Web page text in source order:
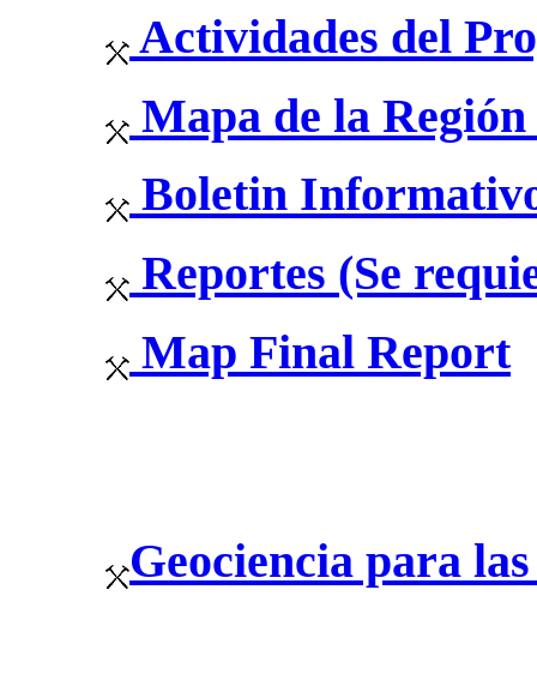
Actividades del
Mapa de la
Boletin
Reportes (Se
Map Final Report
Geociencia para